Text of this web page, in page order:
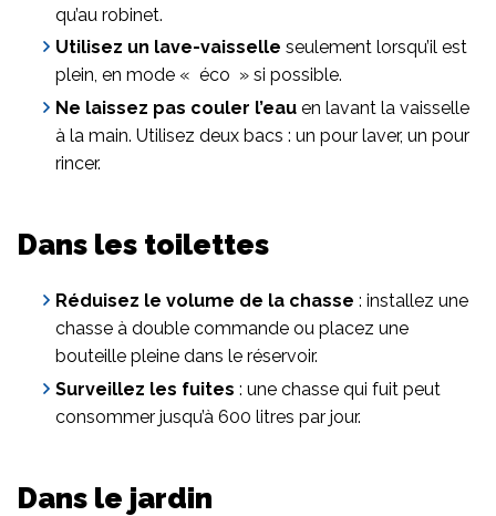
qu’au robinet.
Utilisez un lave-vaisselle seulement lorsqu’il est
plein, en mode « éco » si possible.
Ne laissez pas couler l’eau en lavant la vaisselle
à la main. Utilisez deux bacs : un pour laver, un pour
rincer.
Dans les toilettes
Réduisez le volume de la chasse : installez une
chasse à double commande ou placez une
bouteille pleine dans le réservoir.
Surveillez les fuites : une chasse qui fuit peut
consommer jusqu’à 600 litres par jour.
Dans le jardin